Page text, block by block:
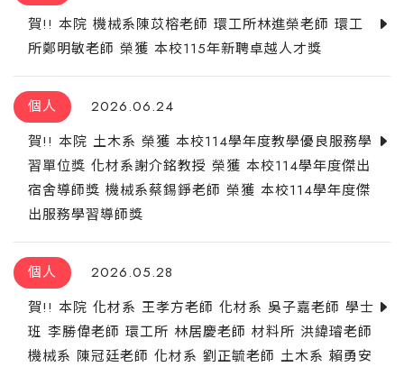
賀!! 本院 機械系陳苡榕老師 環工所林進榮老師 環工
所鄭明敏老師 榮獲 本校115年新聘卓越人才獎
個人
2026.06.24
賀!! 本院 土木系 榮獲 本校114學年度教學優良服務學
習單位獎 化材系謝介銘教授 榮獲 本校114學年度傑出
宿舍導師獎 機械系蔡錫錚老師 榮獲 本校114學年度傑
出服務學習導師獎
個人
2026.05.28
賀!! 本院 化材系 王孝方老師 化材系 吳子嘉老師 學士
班 李勝偉老師 環工所 林居慶老師 材料所 洪緯璿老師
機械系 陳冠廷老師 化材系 劉正毓老師 土木系 賴勇安